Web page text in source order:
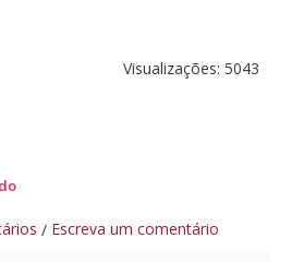
Visualizações: 5043
/ Escreva um comentário